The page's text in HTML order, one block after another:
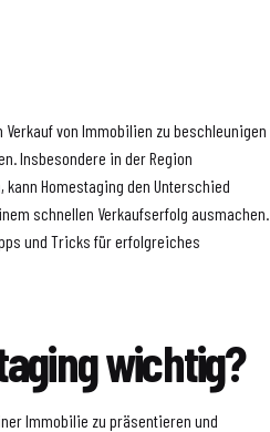
von Immobilien zu beschleunigen
Insbesondere in der Region
Homestaging den Unterschied
schnellen Verkaufserfolg ausmachen.
und Tricks für erfolgreiches
wichtig?
Immobilie zu präsentieren und